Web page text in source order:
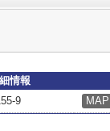
情報
9 MAP